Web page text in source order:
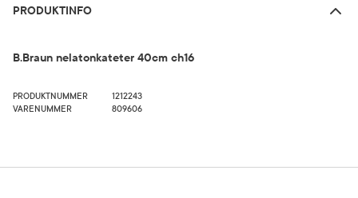
PRODUKTINFO
B.Braun nelatonkateter 40cm ch16
PRODUKTNUMMER
1212243
VARENUMMER
809606